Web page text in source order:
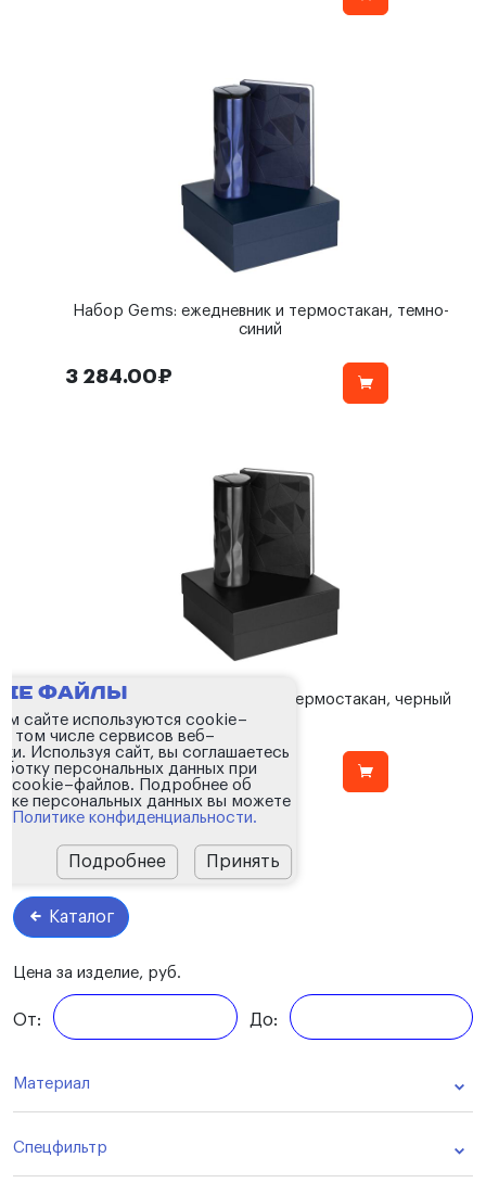
Каталог
Цена за изделие, руб.
От: До:
Материал
Спецфильтр
Набор Gems: ежедневник и термостакан, темно-
синий
3 284.00₽
Набор Gems: ежедневник и термостакан, черный
3 284.00₽
Страницы:
файлы
сайте используются cookie–
том числе сервисов веб–
Используя сайт, вы соглашаетесь
персональных данных при
cookie–файлов. Подробнее об
персональных данных вы можете
Политике конфиденциальности.
Подробнее Принять